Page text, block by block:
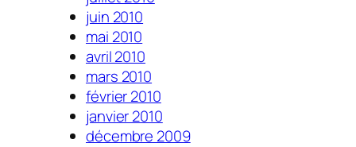
juin 2010
mai 2010
avril 2010
mars 2010
février 2010
janvier 2010
décembre 2009